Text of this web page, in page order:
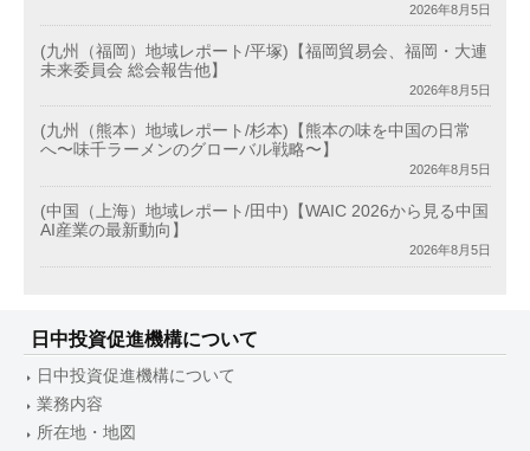
2026年8月5日
(九州（福岡）地域レポート/平塚)【福岡貿易会、福岡・大連
未来委員会 総会報告他】
2026年8月5日
(九州（熊本）地域レポート/杉本)【熊本の味を中国の日常
へ〜味千ラーメンのグローバル戦略〜】
2026年8月5日
(中国（上海）地域レポート/田中)【WAIC 2026から見る中国
AI産業の最新動向】
2026年8月5日
日中投資促進機構について
日中投資促進機構について
業務内容
所在地・地図